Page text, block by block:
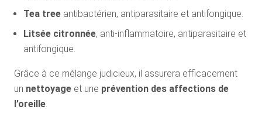
Tea tree antibactérien, antiparasitaire et antifongique.
Litsée citronnée, anti-inflammatoire, antiparasitaire et
antifongique.
Grâce à ce mélange judicieux, il assurera efficacement
un nettoyage et une prévention des affections de
l’oreille